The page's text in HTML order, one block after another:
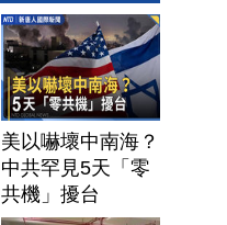
美以嚇壞中南海？
中共罕見5天「零
共機」擾台